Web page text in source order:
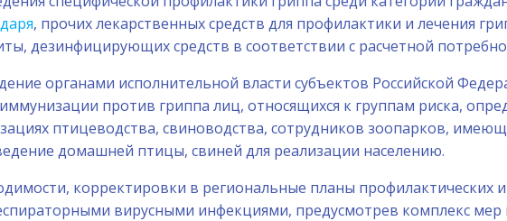
, прочих лекарственных средств для профилактики и лечения
дезинфицирующих средств в соответствии с расчетной
органами исполнительной власти субъектов Российской
против гриппа лиц, относящихся к группам риска,
птицеводства, свиноводства, сотрудников зоопарков,
домашней птицы, свиней для реализации населению.
корректировки в региональные планы
вирусными инфекциями, предусмотрев комплекс